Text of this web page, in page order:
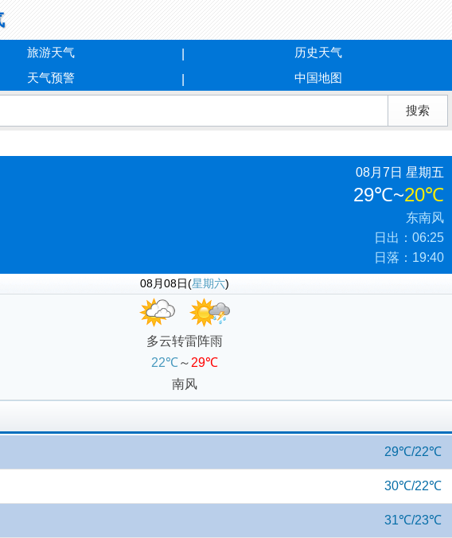
旅游天气
历史天气
天气预警 中国地图
08月7日 星期五
29℃~20℃
东南风
日出：06:25
日落：19:40
08月08日(星期六)
多云转雷阵雨
22℃～ 29℃
南风
29℃/22℃
30℃/22℃
31℃/23℃